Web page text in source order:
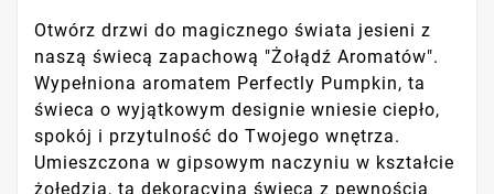
Otwórz drzwi do magicznego świata jesieni z
naszą świecą zapachową "Żołądź Aromatów".
Wypełniona aromatem Perfectly Pumpkin, ta
świeca o wyjątkowym designie wniesie ciepło,
spokój i przytulność do Twojego wnętrza.
Umieszczona w gipsowym naczyniu w kształcie
żołędzia, ta dekoracyjna świeca z pewnością